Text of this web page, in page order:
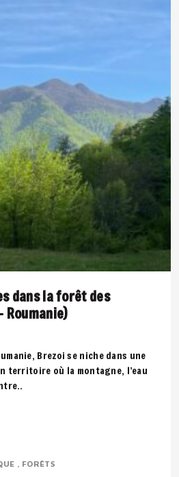
dans la forêt des
Roumanie)
Brezoi se niche dans une
territoire où la montagne, l’eau
FORÊTS